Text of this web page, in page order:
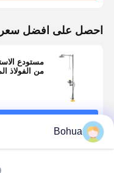
ضبط الجودة اتصل
حمام الطوارئ وغسل
غسل العين بالماء
احصل على افضل
مستودع
Bohua